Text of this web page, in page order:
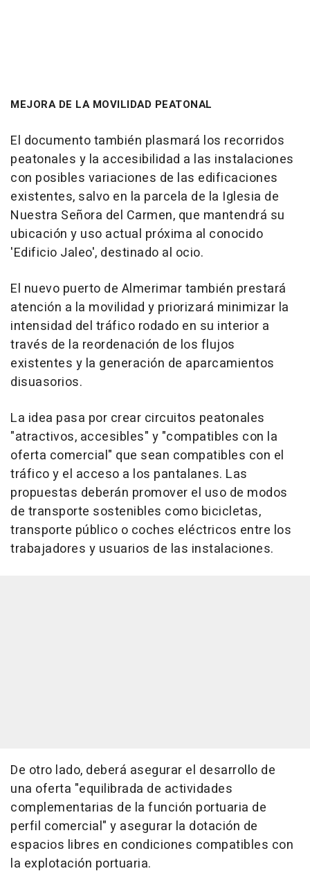
MEJORA DE LA MOVILIDAD PEATONAL
El documento también plasmará los recorridos
peatonales y la accesibilidad a las instalaciones
con posibles variaciones de las edificaciones
existentes, salvo en la parcela de la Iglesia de
Nuestra Señora del Carmen, que mantendrá su
ubicación y uso actual próxima al conocido
'Edificio Jaleo', destinado al ocio.
El nuevo puerto de Almerimar también prestará
atención a la movilidad y priorizará minimizar la
intensidad del tráfico rodado en su interior a
través de la reordenación de los flujos
existentes y la generación de aparcamientos
disuasorios.
La idea pasa por crear circuitos peatonales
"atractivos, accesibles" y "compatibles con la
oferta comercial" que sean compatibles con el
tráfico y el acceso a los pantalanes. Las
propuestas deberán promover el uso de modos
de transporte sostenibles como bicicletas,
transporte público o coches eléctricos entre los
trabajadores y usuarios de las instalaciones.
De otro lado, deberá asegurar el desarrollo de
una oferta "equilibrada de actividades
complementarias de la función portuaria de
perfil comercial" y asegurar la dotación de
espacios libres en condiciones compatibles con
la explotación portuaria.